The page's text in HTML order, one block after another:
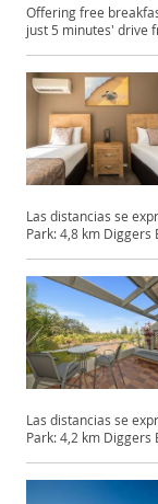
Offering free
just 5 minutes' drive
Las distancias se
Park: 4,8 km Diggers
Las distancias se
Park: 4,2 km Diggers